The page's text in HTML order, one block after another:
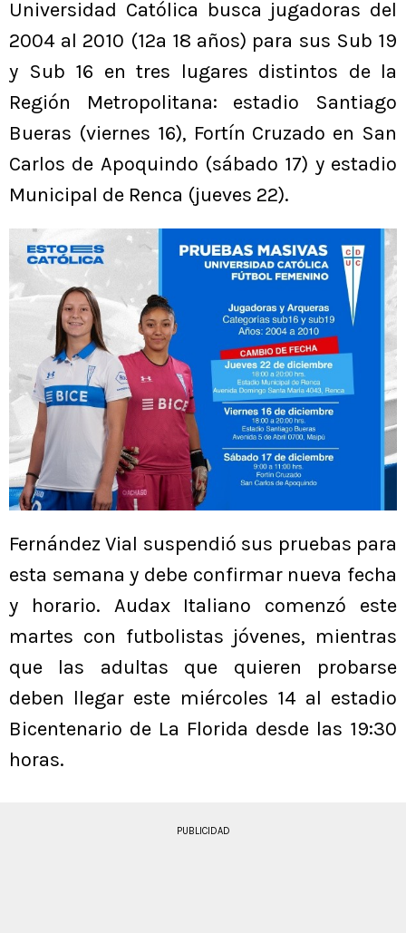
Universidad Católica busca jugadoras del
2004 al 2010 (12a 18 años) para sus Sub 19
y Sub 16 en tres lugares distintos de la
Región Metropolitana: estadio Santiago
Bueras (viernes 16), Fortín Cruzado en San
Carlos de Apoquindo (sábado 17) y estadio
Municipal de Renca (jueves 22).
Fernández Vial suspendió sus pruebas para
esta semana y debe confirmar nueva fecha
y horario. Audax Italiano comenzó este
martes con futbolistas jóvenes, mientras
que las adultas que quieren probarse
deben llegar este miércoles 14 al estadio
Bicentenario de La Florida desde las 19:30
horas.
PUBLICIDAD